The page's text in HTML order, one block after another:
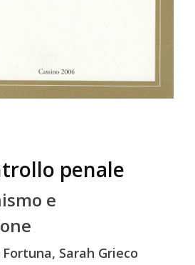
penale
e
Sarah Grieco